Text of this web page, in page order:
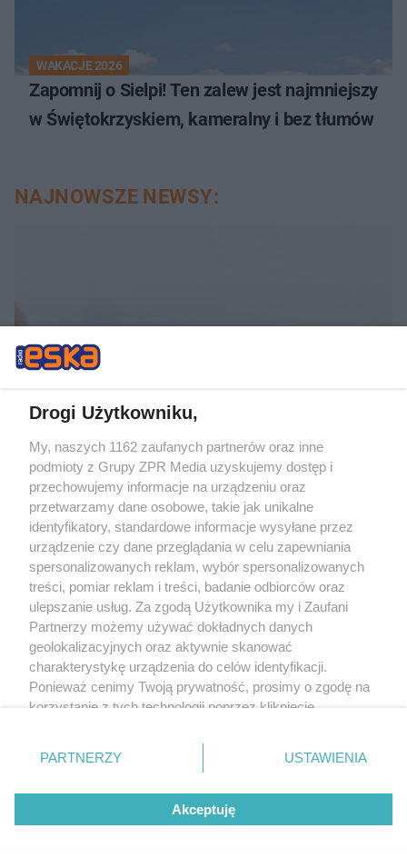
WAKACJE 2026
Zapomnij o Sielpi! Ten zalew jest najmniejszy
w Świętokrzyskiem, kameralny i bez tłumów
NAJNOWSZE NEWSY:
Turniej WTA w Toronto.
Sznajder rywalką Świątek w
ćwierćfinale
Korona Kielce remisuje z
Drogi Użytkowniku,
My, naszych 1162 zaufanych partnerów oraz inne
podmioty z Grupy ZPR Media uzyskujemy dostęp i
przechowujemy informacje na urządzeniu oraz
przetwarzamy dane osobowe, takie jak unikalne
identyfikatory, standardowe informacje wysyłane przez
urządzenie czy dane przeglądania w celu zapewniania
spersonalizowanych reklam, wybór spersonalizowanych
treści, pomiar reklam i treści, badanie odbiorców oraz
ulepszanie usług. Za zgodą Użytkownika my i Zaufani
Partnerzy możemy używać dokładnych danych
geolokalizacyjnych oraz aktywnie skanować
charakterystykę urządzenia do celów identyfikacji.
Ponieważ cenimy Twoją prywatność, prosimy o zgodę na
korzystanie z tych technologii poprzez kliknięcie
zmienić/wycofać klikając przycisk ustawień prywatności
znajdujący się w lewym dolnym rogu strony
rodzaje przetwarzania danych nie wymagają zgody
użytkownika, ale masz prawo sprzeciwić się takiemu
przetwarzaniu. Preferencje będą miały zastosowanie tylko
PARTNERZY USTAWIENIA
Akceptuję